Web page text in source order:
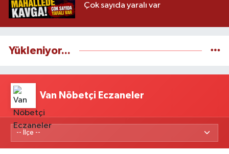
Çok sayıda yaralı var
Yükleniyor...
Van Nöbetçi Eczaneler